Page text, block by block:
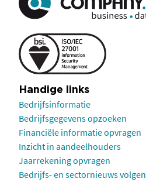
Handige links
Bedrijfsinformatie
Bedrijfsgegevens opzoeken
Financiële informatie opvragen
Inzicht in aandeelhouders
Jaarrekening opvragen
Bedrijfs- en sectornieuws volgen